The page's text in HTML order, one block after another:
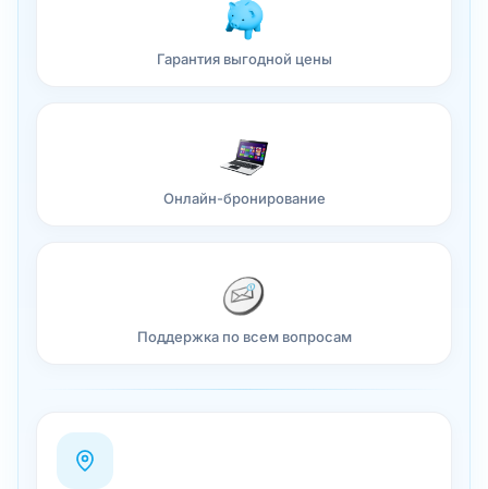
Гарантия выгодной цены
Онлайн-бронирование
Поддержка по всем вопросам